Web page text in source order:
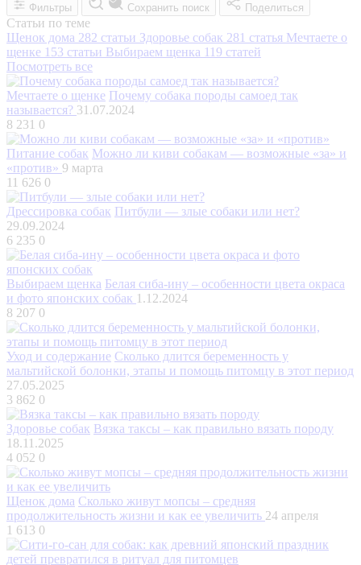
Фильтры Сохранить поиск Поделиться
Статьи по теме
Щенок дома 282 статьи Здоровье собак 281 статья Мечтаете о
щенке 153 статьи Выбираем щенка 119 статей
Посмотреть все
Мечтаете о щенке Почему собака породы самоед так
называется? 31.07.2024
8 231 0
Питание собак Можно ли киви собакам — возможные «за» и
«против» 9 марта
11 626 0
Дрессировка собак Питбули — злые собаки или нет?
29.09.2024
6 235 0
Выбираем щенка Белая сиба-ину – особенности цвета окраса
и фото японских собак 1.12.2024
8 207 0
Уход и содержание Сколько длится беременность у
мальтийской болонки, этапы и помощь питомцу в этот период
27.05.2025
3 862 0
Здоровье собак Вязка таксы – как правильно вязать породу
18.11.2025
4 052 0
Щенок дома Сколько живут мопсы – средняя
продолжительность жизни и как ее увеличить 24 апреля
1 613 0